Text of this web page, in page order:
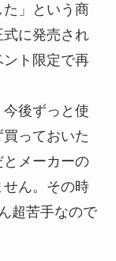
」という商
に発売され
ト限定で再
後ずっと使
っておいた
メーカーの
ん。その時
超苦手なので